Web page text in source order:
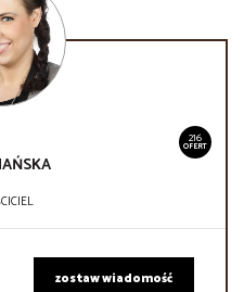
216
OFERT
zostaw wiadomość